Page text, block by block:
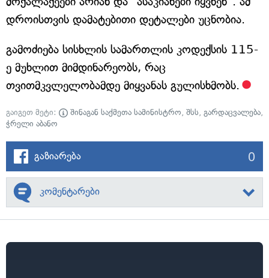
დროისთვის დამატებითი დეტალები უცნობია.
გამოძიება სისხლის სამართლის კოდექსის 115-
ე მუხლით მიმდინარეობს, რაც
თვითმკვლელობამდე მიყვანას გულისხმობს.
გაიგეთ მეტი: შინაგან საქმეთა სამინისტრო, შსს, გარდაცვალება,
ჭრელი აბანო
გაზიარება 0
კომენტარები